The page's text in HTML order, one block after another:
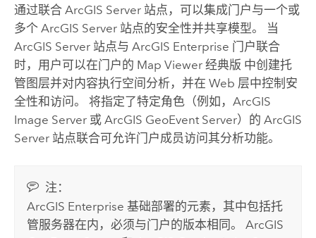
通过联合 ArcGIS Server站点，可以集成门户与一个或
多个 ArcGIS Server站点的安全性并共享模型。 当
ArcGIS Server站点与 ArcGIS Enterprise 门户联合
时，用户可以在门户的 Map Viewer 经典版 中创建托
管图层并对内容执行空间分析，并在 Web 层中控制安
全性和访问。 将指定了特定角色（例如， ArcGIS
Image Server或 ArcGIS GeoEvent Server）的 ArcGIS
Server站点联合可允许门户成员访问其分析功能。
注：
ArcGIS Enterprise 基础部署的元素，其中包括托
管服务器在内，必须与门户的版本相同。ArcGIS